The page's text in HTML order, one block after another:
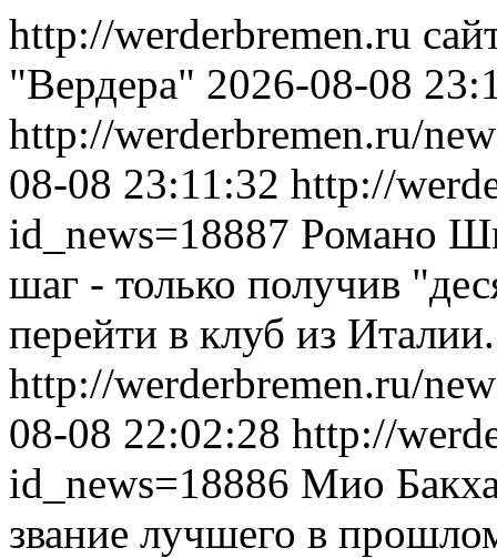
http://werderbremen.ru
"Вердера" 2026-08-08
http://werderbremen.ru/
08-08 23:11:32 http://
id_news=18887 Романо
шаг - только получив
перейти в клуб из
http://werderbremen.ru/
08-08 22:02:28 http://
id_news=18886 Мио
звание лучшего в